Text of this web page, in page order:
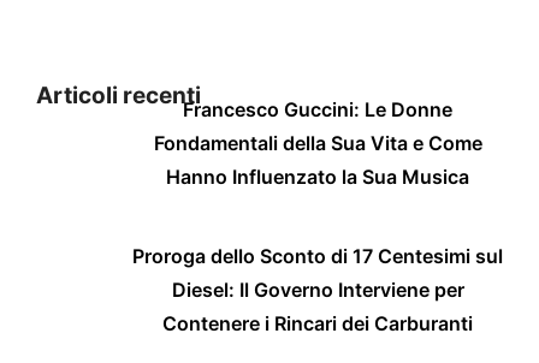
Articoli recentiFrancesco Guccini: Le Donne
Fondamentali della Sua Vita e Come
Hanno Influenzato la Sua Musica
Proroga dello Sconto di 17 Centesimi sul
Diesel: Il Governo Interviene per
Contenere i Rincari dei Carburanti